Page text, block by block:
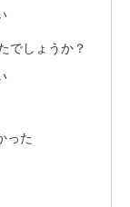
でしょうか？
った